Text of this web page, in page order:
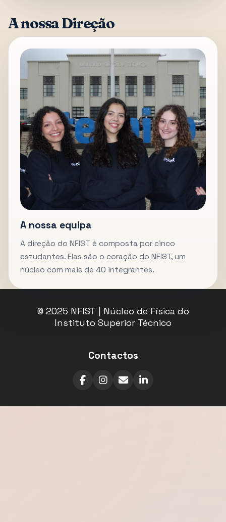
A nossa Direção
A nossa equipa
A direção do NFIST é composta por cinco
estudantes. Elas são o coração do NFIST, um
núcleo com mais de 40 integrantes.
© 2025 NFIST | Núcleo de Física do
Instituto Superior Técnico
Contactos